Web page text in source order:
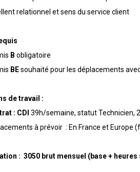
relationnel et sens du service client
B obligatoire
BEsouhaité pour les déplacements
de travail :
: CDI 39h/semaine, statut Technicien,
à prévoir : En France et Europe
: 3050 brut mensuel (base +